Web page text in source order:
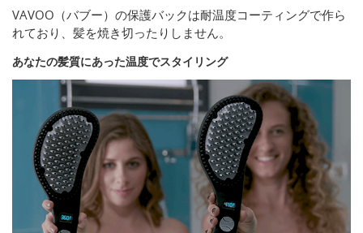
VAVOO（バブー）の保護バックは耐温度コーティングで作ら
れており、髪を焼き切ったりしません。
あなたの髪質にあった温度でスタイリング